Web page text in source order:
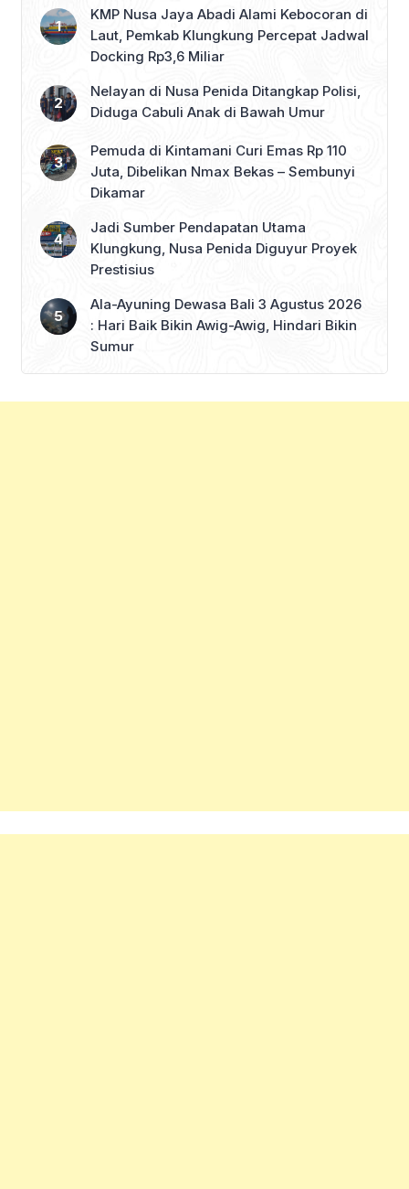
(Kopdes/Kopkel) dipusatkan di Desa
Gadungan, Kecamatan Selemadeg […]
KMP Nusa Jaya Abadi Alami Kebocoran di
Laut, Pemkab Klungkung Percepat Jadwal
Docking Rp3,6 Miliar
Nelayan di Nusa Penida Ditangkap Polisi,
Diduga Cabuli Anak di Bawah Umur
Pemuda di Kintamani Curi Emas Rp 110
Juta, Dibelikan Nmax Bekas – Sembunyi
Dikamar
Jadi Sumber Pendapatan Utama
Klungkung, Nusa Penida Diguyur Proyek
Prestisius
Ala-Ayuning Dewasa Bali 3 Agustus 2026
: Hari Baik Bikin Awig-Awig, Hindari Bikin
Sumur